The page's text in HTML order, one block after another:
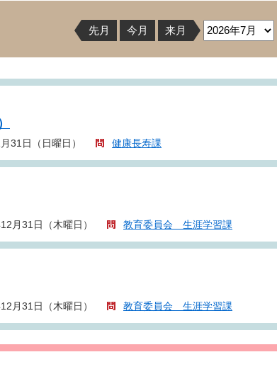
先月 今月 来月
31日（日曜日） 健康長寿課
月31日（木曜日） 教育委員会 生涯学習課
月31日（木曜日） 教育委員会 生涯学習課